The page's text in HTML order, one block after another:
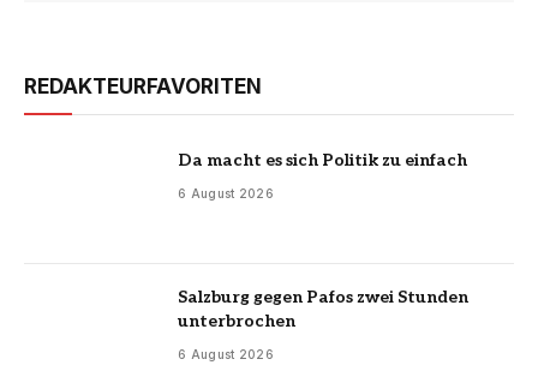
REDAKTEURFAVORITEN
Da macht es sich Politik zu einfach
6 August 2026
Salzburg gegen Pafos zwei Stunden
unterbrochen
6 August 2026